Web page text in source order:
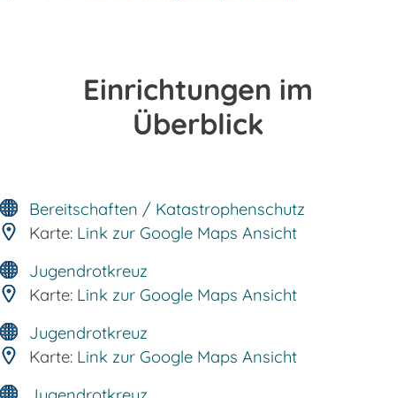
Einrichtungen im
Überblick
Bereitschaften / Katastrophenschutz
Karte: Link zur Google Maps Ansicht
Jugendrotkreuz
Karte: Link zur Google Maps Ansicht
Jugendrotkreuz
Karte: Link zur Google Maps Ansicht